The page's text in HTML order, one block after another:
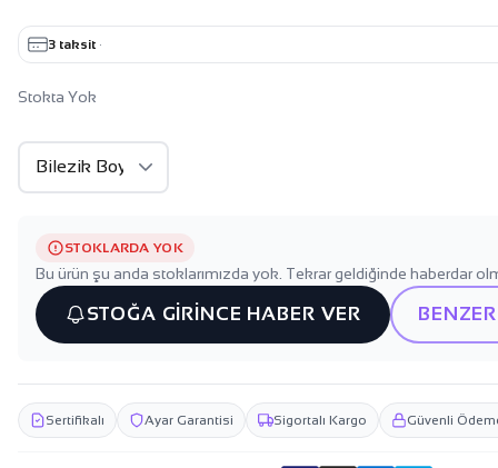
3 taksit ·
Stokta Yok
STOKLARDA YOK
Bu ürün şu anda stoklarımızda yok. Tekrar geldiğinde haberdar
STOĞA GİRİNCE HABER VER
Sertifikalı Ayar Garantisi Sigortalı Kargo Güvenli